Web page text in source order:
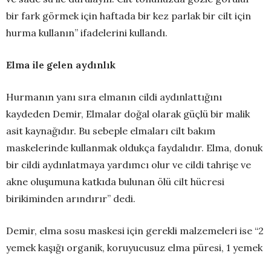
bir fark görmek için haftada bir kez parlak bir cilt için
hurma kullanın” ifadelerini kullandı.
Elma ile gelen aydınlık
Hurmanın yanı sıra elmanın cildi aydınlattığını
kaydeden Demir, Elmalar doğal olarak güçlü bir malik
asit kaynağıdır. Bu sebeple elmaları cilt bakım
maskelerinde kullanmak oldukça faydalıdır. Elma, donuk
bir cildi aydınlatmaya yardımcı olur ve cildi tahrişe ve
akne oluşumuna katkıda bulunan ölü cilt hücresi
birikiminden arındırır” dedi.
Demir, elma sosu maskesi için gerekli malzemeleri ise “2
yemek kaşığı organik, koruyucusuz elma püresi, 1 yemek